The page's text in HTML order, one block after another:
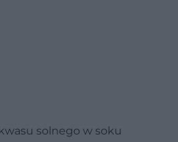
solnego w soku